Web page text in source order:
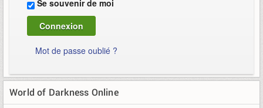
Se souvenir de moi
Mot de passe oublié ?
World of Darkness Online